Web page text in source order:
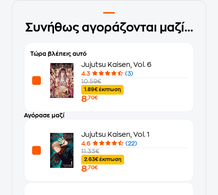
Συνήθως αγοράζονται μαζί...
Τώρα βλέπεις αυτό
Jujutsu Kaisen, Vol. 6
4.3
(3)
10.59€
1.89€ έκπτωση
8,70€
Αγόρασε μαζί
Jujutsu Kaisen, Vol. 1
4.6
(22)
11.33€
2.63€ έκπτωση
8,70€